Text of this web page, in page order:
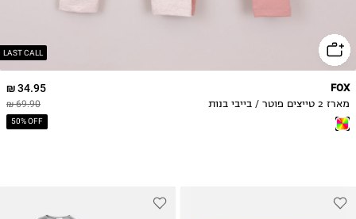
LAST CALL
34.95 ₪
69.90 ₪
50% OFF
FOX
מארז 2 טייצים פוטר / בייבי בנות